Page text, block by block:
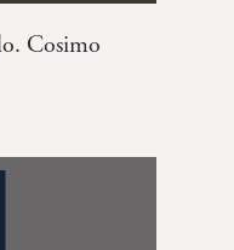
Cosimo